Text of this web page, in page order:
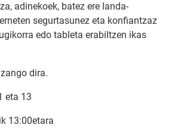
adinekoek, batez ere landa-
segurtasunez eta konfiantzaz
edo tableta erabiltzen ikas
dira.
eta 13
13:00etara